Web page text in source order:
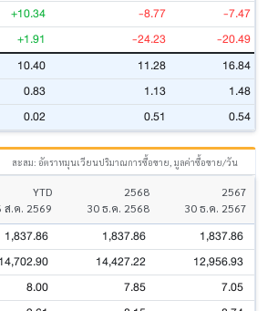
+10.34 -8.77 -7.47
+1.91 -24.23 -20.49
10.40 11.28 16.84
0.83 1.13 1.48
0.02 0.51 0.54
สะสม: อัตราหมุนเวียนปริมาณการซื้อขาย, มูลค่าซื้อขาย/วัน
YTD
ส.ค. 2569
2568
30 ธ.ค. 2568
2567
30 ธ.ค. 2567
1,837.86 1,837.86 1,837.86
14,702.90 14,427.22 12,956.93
8.00 7.85 7.05